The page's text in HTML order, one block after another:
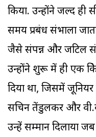
किया. उन्होंने जल्द
समय प्रबंध संभाला
जैसे संपन्न और जटिल
उन्होंने शुरू में ही एक
दिया था, जिसमें
सचिन तेंडुलकर और
उन्हें सम्मान दिलाया